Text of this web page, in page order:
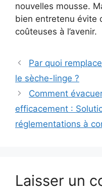
nouvelles mousse.
bien entretenu évite
coûteuses à l’avenir.
Par quoi
le sèche-linge ?
Comment
efficacement :
réglementations à
Laisser un